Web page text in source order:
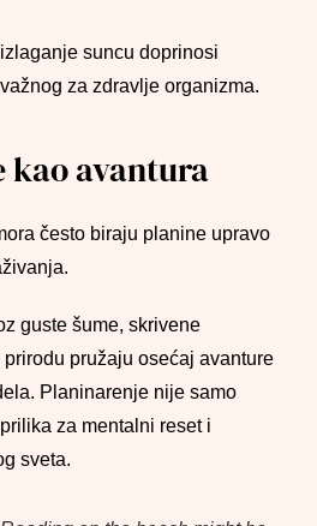
suncu doprinosi
za zdravlje organizma.
kao avantura
često biraju planine upravo
guste šume, skrivene
pružaju osećaj avanture
Planinarenje nije samo
za mentalni reset i
sveta.